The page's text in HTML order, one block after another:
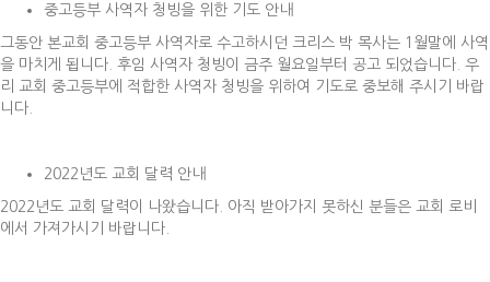
중고등부 사역자 청빙을 위한 기도 안내
그동안 본교회 중고등부 사역자로 수고하시던 크리스 박 목사는 1월말에 사역
을 마치게 됩니다. 후임 사역자 청빙이 금주 월요일부터 공고 되었습니다. 우
리 교회 중고등부에 적합한 사역자 청빙을 위하여 기도로 중보해 주시기 바랍
니다.
2022년도 교회 달력 안내
2022년도 교회 달력이 나왔습니다. 아직 받아가지 못하신 분들은 교회 로비
에서 가져가시기 바랍니다.